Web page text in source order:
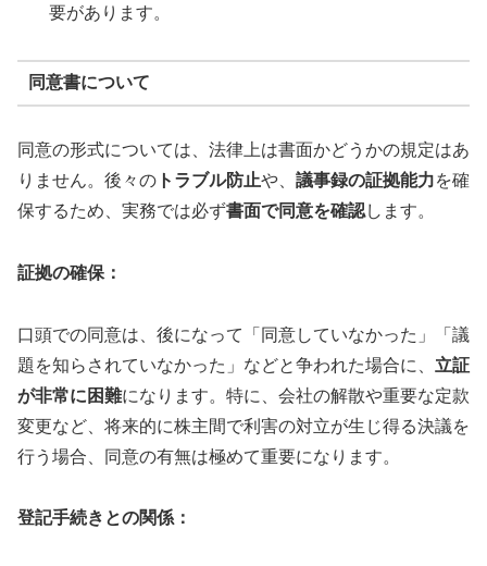
要があります。
同意書について
同意の形式については、法律上は書面かどうかの規定はあ
りません。後々の トラブル防止や、 議事録の証拠能力を確
保するため、実務では必ず書面で同意を確認します。
証拠の確保：
口頭での同意は、後になって「同意していなかった」「議
題を知らされていなかった」などと争われた場合に、 立証
が非常に困難になります。特に、会社の解散や重要な定款
変更など、将来的に株主間で利害の対立が生じ得る決議を
行う場合、同意の有無は極めて重要になります。
登記手続きとの関係：